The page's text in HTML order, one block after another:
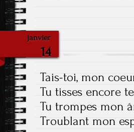
janvier
14
Tais-toi, mon
Tu tisses encore
Tu trompes mon
Troublant mon